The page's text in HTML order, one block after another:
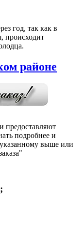
год, так как в
происходит
районе
предоставляют
подробнее и
указанному выше или